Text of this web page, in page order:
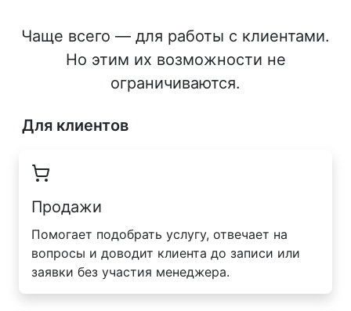
Чаще всего — для работы с клиентами.
Но этим их возможности не
ограничиваются.
Для клиентов
Продажи
Помогает подобрать услугу, отвечает на
вопросы и доводит клиента до записи или
заявки без участия менеджера.